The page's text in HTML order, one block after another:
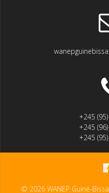
+245
+245
+245
© 2026 WANEP Guiné-